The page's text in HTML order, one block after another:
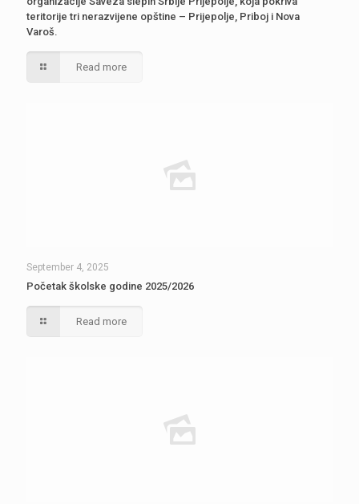
teritorije tri nerazvijene opštine – Prijepolje, Priboj i Nova
Varoš.
Read more
September 4, 2025
Početak školske godine 2025/2026
Read more